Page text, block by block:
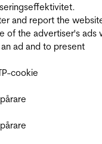
and report the
of the advertiser's ads
ad and to present
cookie